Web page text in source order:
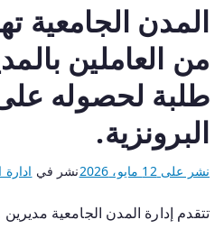
المدن الجامعية
من العاملين
طلبة لحصوله على
البرونزية.
نشر على 12 مايو، 2026 نشر في
تتقدم إدارة المدن الجامعية